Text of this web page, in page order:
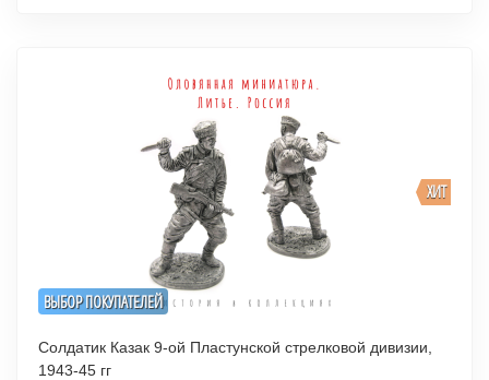
ВЫБОР ПОКУПАТЕЛЕЙ
ХИТ
Солдатик Казак 9-ой Пластунской стрелковой дивизии,
1943-45 гг